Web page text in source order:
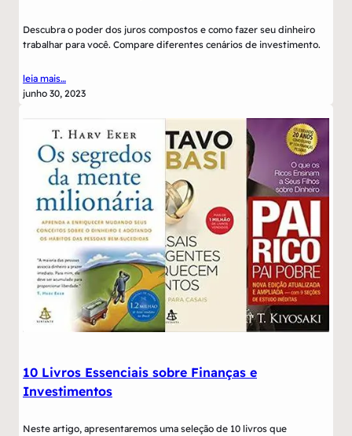
Descubra o poder dos juros compostos e como fazer seu dinheiro
trabalhar para você. Compare diferentes cenários de investimento.
leia mais…
junho 30, 2023
10 Livros Essenciais sobre Finanças e
Investimentos
Neste artigo, apresentaremos uma seleção de 10 livros que